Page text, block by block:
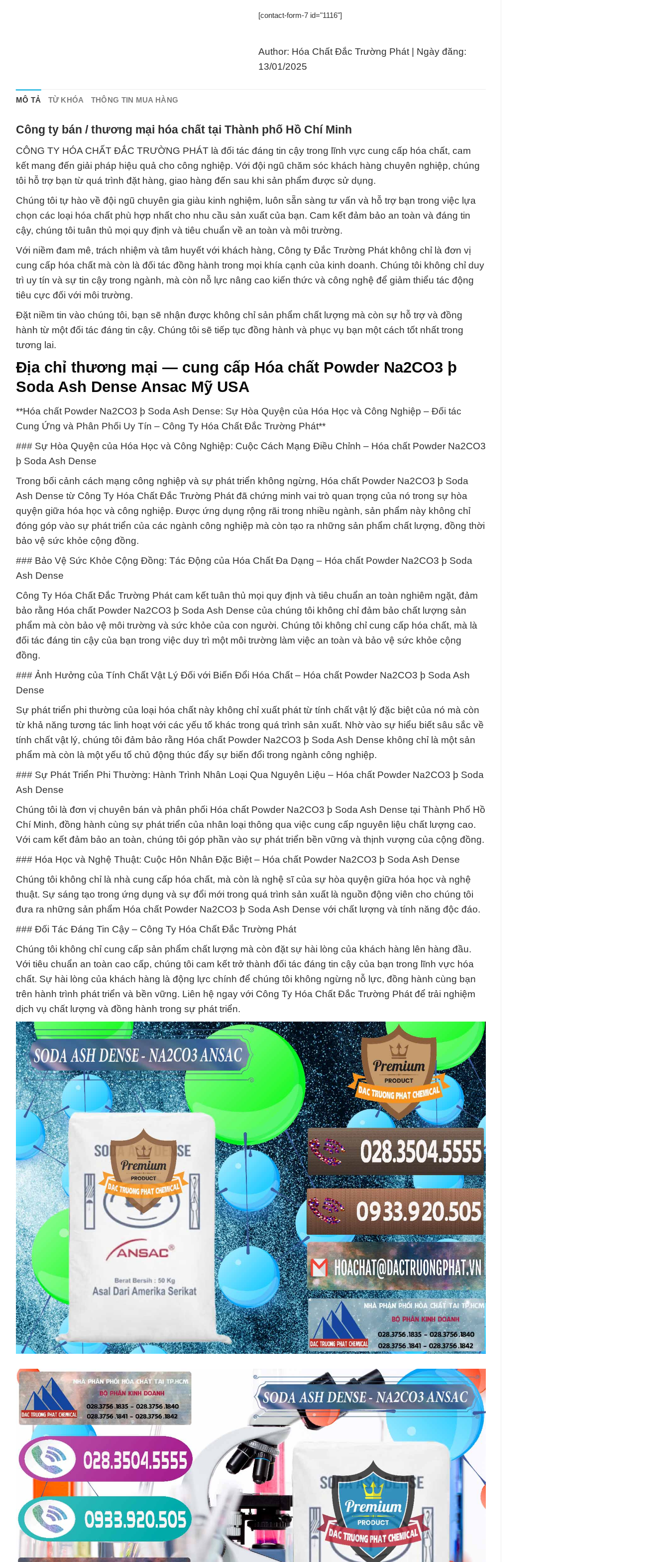
[contact-form-7 id="1116"]
Author: Hóa Chất Đắc Trường Phát | Ngày đăng:
13/01/2025
MÔ TẢ TỪ KHÓA THÔNG TIN MUA HÀNG
Công ty bán / thương mại hóa chất tại Thành phố Hồ Chí Minh
CÔNG TY HÓA CHẤT ĐẮC TRƯỜNG PHÁT là đối tác đáng tin cậy trong lĩnh vực cung cấp hóa chất, cam
kết mang đến giải pháp hiệu quả cho công nghiệp. Với đội ngũ chăm sóc khách hàng chuyên nghiệp, chúng
tôi hỗ trợ bạn từ quá trình đặt hàng, giao hàng đến sau khi sản phẩm được sử dụng.
Chúng tôi tự hào về đội ngũ chuyên gia giàu kinh nghiệm, luôn sẵn sàng tư vấn và hỗ trợ bạn trong việc lựa
chọn các loại hóa chất phù hợp nhất cho nhu cầu sản xuất của bạn. Cam kết đảm bảo an toàn và đáng tin
cậy, chúng tôi tuân thủ mọi quy định và tiêu chuẩn về an toàn và môi trường.
Với niềm đam mê, trách nhiệm và tâm huyết với khách hàng, Công ty Đắc Trường Phát không chỉ là đơn vị
cung cấp hóa chất mà còn là đối tác đồng hành trong mọi khía cạnh của kinh doanh. Chúng tôi không chỉ duy
trì uy tín và sự tin cậy trong ngành, mà còn nỗ lực nâng cao kiến thức và công nghệ để giảm thiểu tác động
tiêu cực đối với môi trường.
Đặt niềm tin vào chúng tôi, bạn sẽ nhận được không chỉ sản phẩm chất lượng mà còn sự hỗ trợ và đồng
hành từ một đối tác đáng tin cậy. Chúng tôi sẽ tiếp tục đồng hành và phục vụ bạn một cách tốt nhất trong
tương lai.
Địa chỉ thương mại — cung cấp Hóa chất Powder Na2CO3 þ
Soda Ash Dense Ansac Mỹ USA
**Hóa chất Powder Na2CO3 þ Soda Ash Dense: Sự Hòa Quyện của Hóa Học và Công Nghiệp – Đối tác
Cung Ứng và Phân Phối Uy Tín – Công Ty Hóa Chất Đắc Trường Phát**
### Sự Hòa Quyện của Hóa Học và Công Nghiệp: Cuộc Cách Mạng Điều Chỉnh – Hóa chất Powder Na2CO3
þ Soda Ash Dense
Trong bối cảnh cách mạng công nghiệp và sự phát triển không ngừng, Hóa chất Powder Na2CO3 þ Soda
Ash Dense từ Công Ty Hóa Chất Đắc Trường Phát đã chứng minh vai trò quan trọng của nó trong sự hòa
quyện giữa hóa học và công nghiệp. Được ứng dụng rộng rãi trong nhiều ngành, sản phẩm này không chỉ
đóng góp vào sự phát triển của các ngành công nghiệp mà còn tạo ra những sản phẩm chất lượng, đồng thời
bảo vệ sức khỏe cộng đồng.
### Bảo Vệ Sức Khỏe Cộng Đồng: Tác Động của Hóa Chất Đa Dạng – Hóa chất Powder Na2CO3 þ Soda
Ash Dense
Công Ty Hóa Chất Đắc Trường Phát cam kết tuân thủ mọi quy định và tiêu chuẩn an toàn nghiêm ngặt, đảm
bảo rằng Hóa chất Powder Na2CO3 þ Soda Ash Dense của chúng tôi không chỉ đảm bảo chất lượng sản
phẩm mà còn bảo vệ môi trường và sức khỏe của con người. Chúng tôi không chỉ cung cấp hóa chất, mà là
đối tác đáng tin cậy của bạn trong việc duy trì một môi trường làm việc an toàn và bảo vệ sức khỏe cộng
đồng.
### Ảnh Hưởng của Tính Chất Vật Lý Đối với Biến Đổi Hóa Chất – Hóa chất Powder Na2CO3 þ Soda Ash
Dense
Sự phát triển phi thường của loại hóa chất này không chỉ xuất phát từ tính chất vật lý đặc biệt của nó mà còn
từ khả năng tương tác linh hoạt với các yếu tố khác trong quá trình sản xuất. Nhờ vào sự hiểu biết sâu sắc về
tính chất vật lý, chúng tôi đảm bảo rằng Hóa chất Powder Na2CO3 þ Soda Ash Dense không chỉ là một sản
phẩm mà còn là một yếu tố chủ động thúc đẩy sự biến đổi trong ngành công nghiệp.
### Sự Phát Triển Phi Thường: Hành Trình Nhân Loại Qua Nguyên Liệu – Hóa chất Powder Na2CO3 þ Soda
Ash Dense
Chúng tôi là đơn vị chuyên bán và phân phối Hóa chất Powder Na2CO3 þ Soda Ash Dense tại Thành Phố Hồ
Chí Minh, đồng hành cùng sự phát triển của nhân loại thông qua việc cung cấp nguyên liệu chất lượng cao.
Với cam kết đảm bảo an toàn, chúng tôi góp phần vào sự phát triển bền vững và thịnh vượng của cộng đồng.
### Hóa Học và Nghệ Thuật: Cuộc Hôn Nhân Đặc Biệt – Hóa chất Powder Na2CO3 þ Soda Ash Dense
Chúng tôi không chỉ là nhà cung cấp hóa chất, mà còn là nghệ sĩ của sự hòa quyện giữa hóa học và nghệ
thuật. Sự sáng tạo trong ứng dụng và sự đổi mới trong quá trình sản xuất là nguồn động viên cho chúng tôi
đưa ra những sản phẩm Hóa chất Powder Na2CO3 þ Soda Ash Dense với chất lượng và tính năng độc đáo.
### Đối Tác Đáng Tin Cậy – Công Ty Hóa Chất Đắc Trường Phát
Chúng tôi không chỉ cung cấp sản phẩm chất lượng mà còn đặt sự hài lòng của khách hàng lên hàng đầu.
Với tiêu chuẩn an toàn cao cấp, chúng tôi cam kết trở thành đối tác đáng tin cậy của bạn trong lĩnh vực hóa
chất. Sự hài lòng của khách hàng là động lực chính để chúng tôi không ngừng nỗ lực, đồng hành cùng bạn
trên hành trình phát triển và bền vững. Liên hệ ngay với Công Ty Hóa Chất Đắc Trường Phát để trải nghiệm
dịch vụ chất lượng và đồng hành trong sự phát triển.